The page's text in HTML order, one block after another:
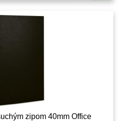
zipom 40mm Office